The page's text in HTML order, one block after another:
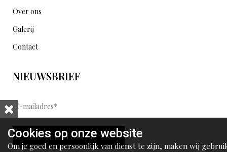
Over ons
Galerij
Contact
NIEUWSBRIEF
E
-
m
a
VERSTUREN
Cookies op onze website
Om je goed en persoonlijk van dienst te zijn, maken wij